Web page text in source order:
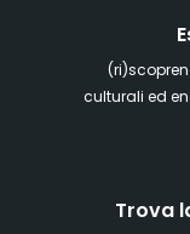
culturali ed
Trova